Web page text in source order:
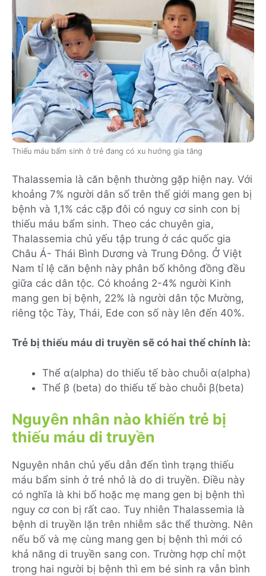
Thiếu máu bẩm sinh ở trẻ đang có xu hướng gia tăng
Thalassemia là căn bệnh thường gặp hiện nay. Với
khoảng 7% người dân số trên thế giới mang gen bị
bệnh và 1,1% các cặp đôi có nguy cơ sinh con bị
thiếu máu bẩm sinh. Theo các chuyên gia,
Thalassemia chủ yếu tập trung ở các quốc gia
Châu Á- Thái Bình Dương và Trung Đông. Ở Việt
Nam tỉ lệ căn bệnh này phân bố không đồng đều
giữa các dân tộc. Có khoảng 2-4% người Kinh
mang gen bị bệnh, 22% là người dân tộc Mường,
riêng tộc Tày, Thái, Ede con số này lên đến 40%.
Trẻ bị thiếu máu di truyền sẽ có hai thể chính là:
Thể α(alpha) do thiếu tế bào chuỗi α(alpha)
Thể β (beta) do thiếu tế bào chuỗi β(beta)
Nguyên nhân nào khiến trẻ bị
thiếu máu di truyền
Nguyên nhân chủ yếu dẫn đến tình trạng thiếu
máu bẩm sinh ở trẻ nhỏ là do di truyền. Điều này
có nghĩa là khi bố hoặc mẹ mang gen bị bệnh thì
nguy cơ con bị rất cao. Tuy nhiên Thalassemia là
bệnh di truyền lặn trên nhiễm sắc thể thường. Nên
nếu bố và mẹ cùng mang gen bị bệnh thì mới có
khả năng di truyền sang con. Trường hợp chỉ một
trong hai người bị bệnh thì em bé sinh ra vẫn bình